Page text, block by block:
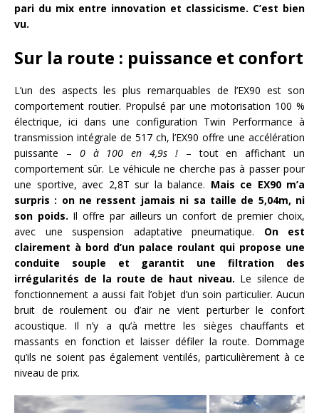
pari du mix entre innovation et classicisme. C’est bien
vu.
Sur la route : puissance et confort
L’un des aspects les plus remarquables de l’EX90 est son
comportement routier. Propulsé par une motorisation 100 %
électrique, ici dans une configuration Twin Performance à
transmission intégrale de 517 ch, l’EX90 offre une accélération
puissante – 0 à 100 en 4,9s !– tout en affichant un
comportement sûr. Le véhicule ne cherche pas à passer pour
une sportive, avec 2,8T sur la balance. Mais ce EX90 m’a
surpris : on ne ressent jamais ni sa taille de 5,04m, ni
son poids. Il offre par ailleurs un confort de premier choix,
avec une suspension adaptative pneumatique. On est
clairement à bord d’un palace roulant qui propose une
conduite souple et garantit une filtration des
irrégularités de la route de haut niveau. Le silence de
fonctionnement a aussi fait l’objet d’un soin particulier. Aucun
bruit de roulement ou d’air ne vient perturber le confort
acoustique. Il n’y a qu’à mettre les sièges chauffants et
massants en fonction et laisser défiler la route. Dommage
qu’ils ne soient pas également ventilés, particulièrement à ce
niveau de prix.